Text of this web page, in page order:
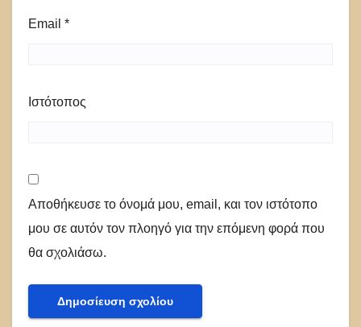
Email *
Ιστότοπος
Αποθήκευσε το όνομά μου, email, και τον ιστότοπο
μου σε αυτόν τον πλοηγό για την επόμενη φορά που
θα σχολιάσω.